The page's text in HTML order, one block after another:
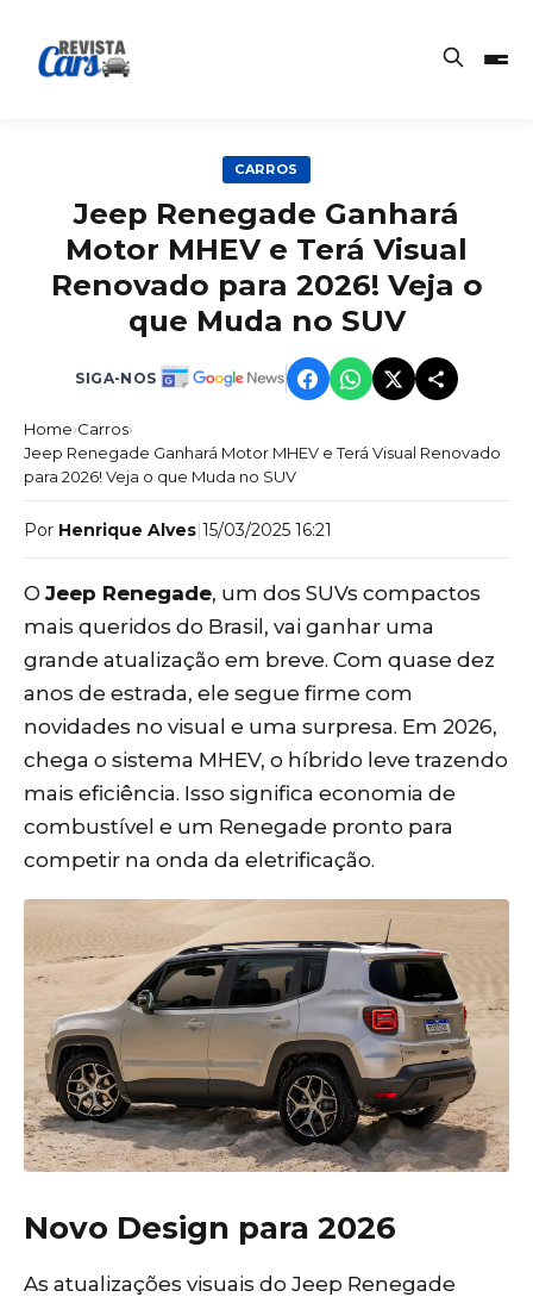
CARROS
Jeep Renegade Ganhará
Motor MHEV e Terá Visual
Renovado para 2026! Veja o
que Muda no SUV
SIGA-NOS
Home›Carros›
Jeep Renegade Ganhará Motor MHEV e Terá Visual Renovado
para 2026! Veja o que Muda no SUV
Por Henrique Alves|15/03/2025 16:21
OJeep Renegade, um dos SUVs compactos
mais queridos do Brasil, vai ganhar uma
grande atualização em breve. Com quase dez
anos de estrada, ele segue firme com
novidades no visual e uma surpresa. Em 2026,
chega o sistema MHEV, o híbrido leve trazendo
mais eficiência. Isso significa economia de
combustível e um Renegade pronto para
competir na onda da eletrificação.
Novo Design para 2026
As atualizações visuais do Jeep Renegade